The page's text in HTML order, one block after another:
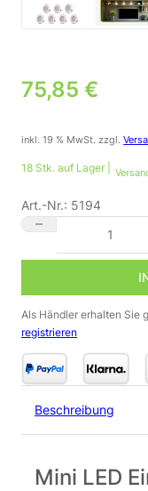
75,85 €
inkl. 19 % MwSt. zzgl.
18 Stk. auf Lager |
Art.-Nr.: 5194
Mini LED
Als Händler erhalten Sie
registrieren
Beschreibung
Mini LED